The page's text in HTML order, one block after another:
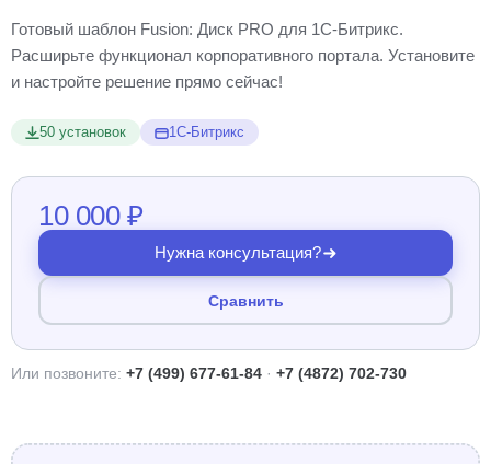
Готовый шаблон Fusion: Диск PRO для 1С-Битрикс.
Расширьте функционал корпоративного портала. Установите
и настройте решение прямо сейчас!
50 установок 1С-Битрикс
10 000 ₽
Нужна консультация?
Сравнить
Или позвоните: +7 (499) 677-61-84 · +7 (4872) 702-730